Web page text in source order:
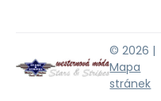
© 2026 |
Mapa
stránek